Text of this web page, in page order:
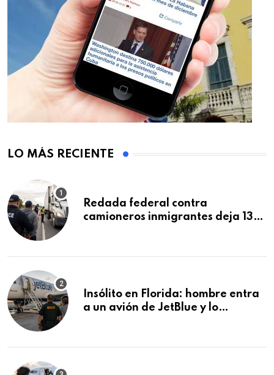
LO MÁS RECIENTE
Redada federal contra
camioneros inmigrantes deja 137
Insólito en Florida: hombre entra
a un avión de JetBlue y lo